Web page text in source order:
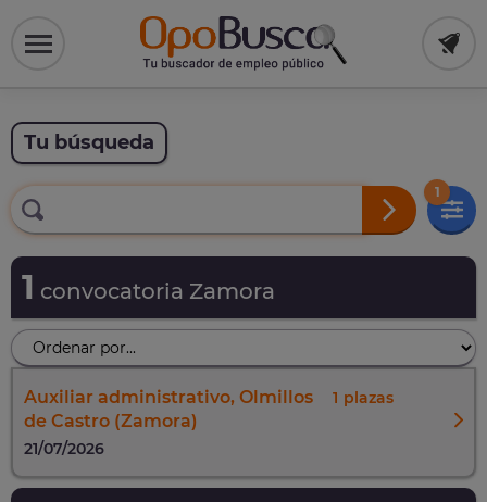
Tu búsqueda
1
1 convocatoria Zamora
Auxiliar administrativo, Olmillos
de Castro (Zamora)
1
21/07/2026